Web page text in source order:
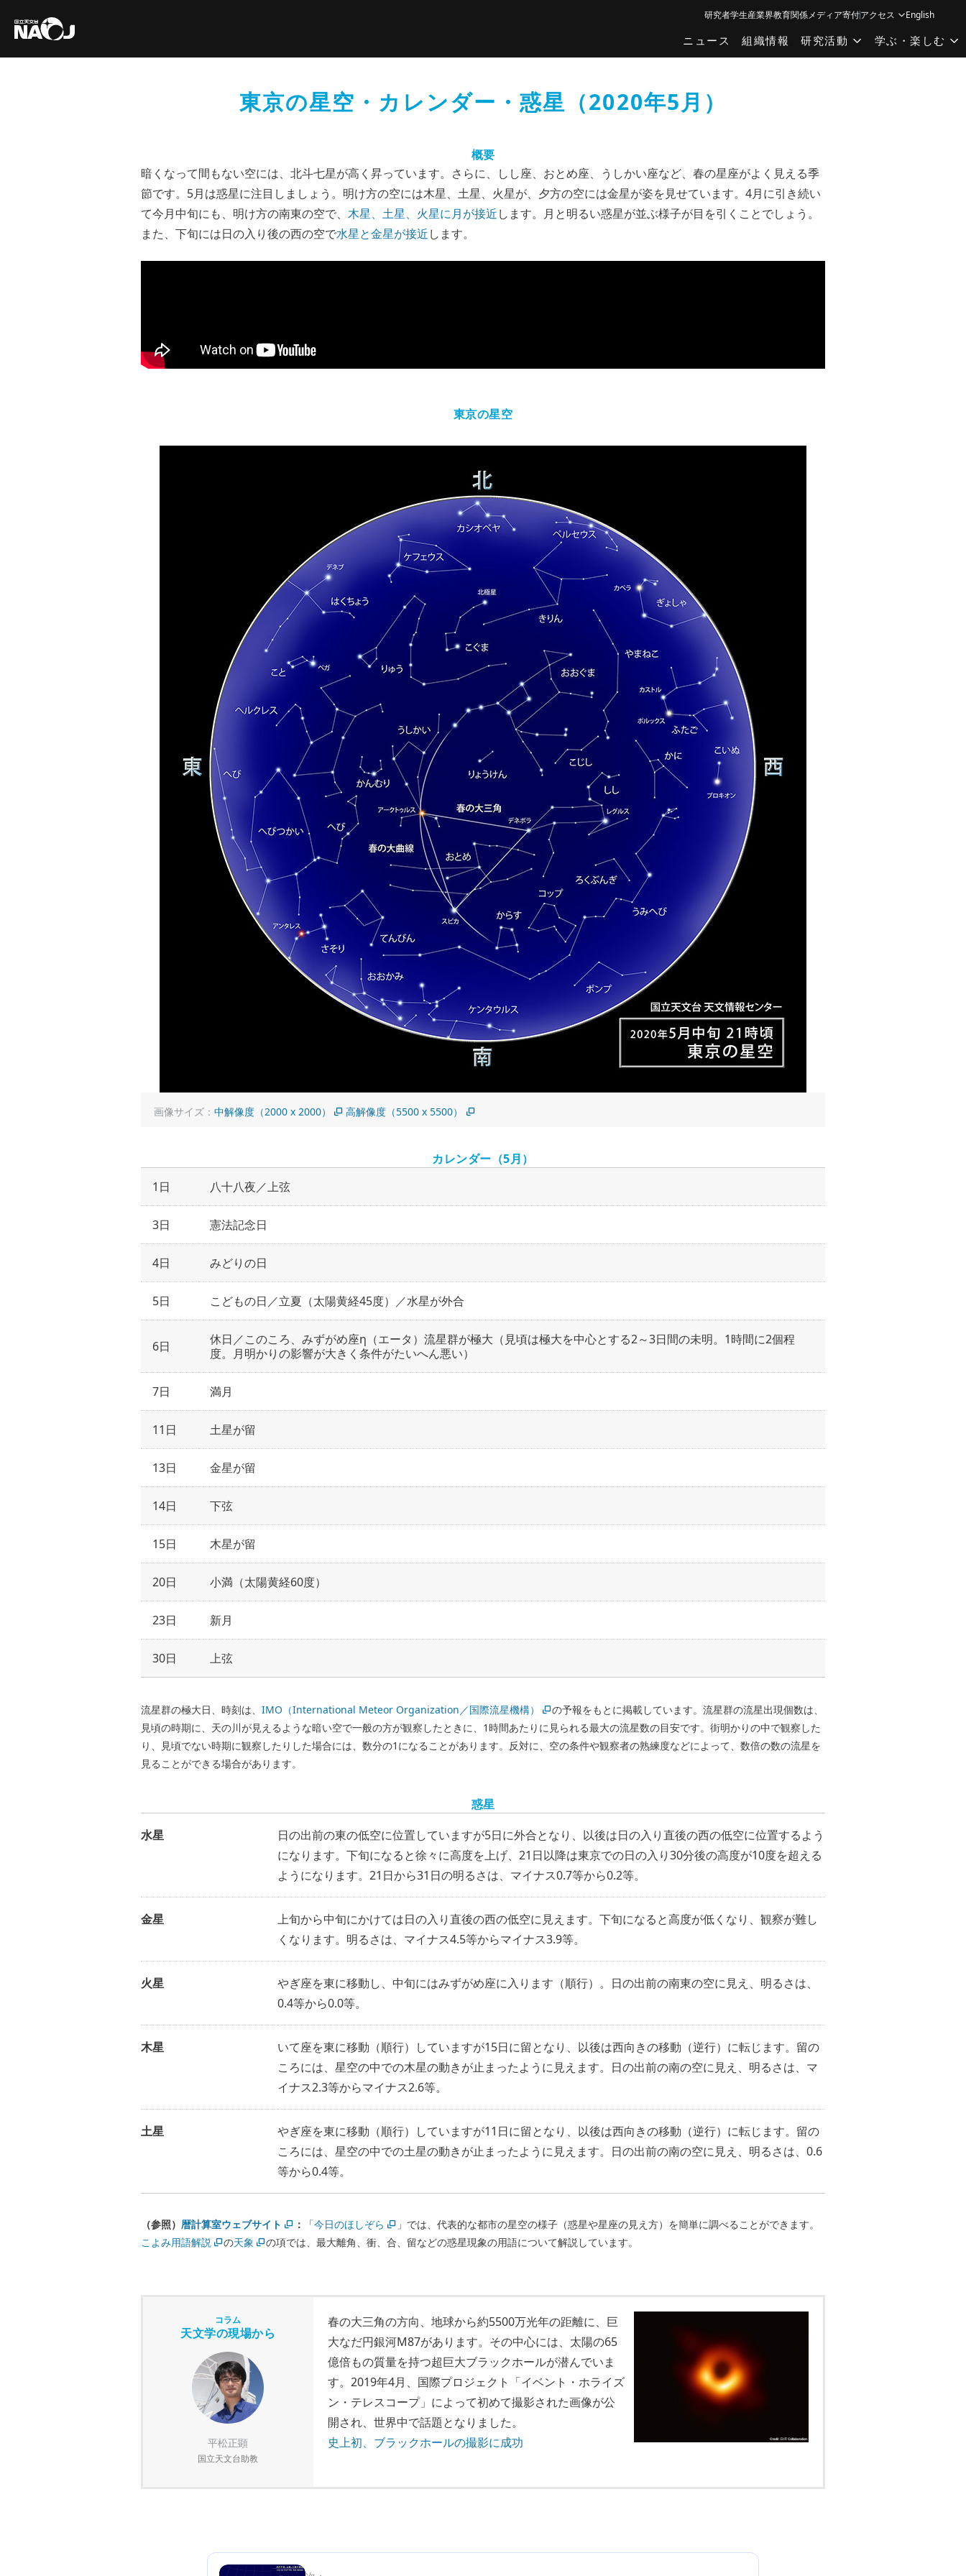
ニュース 組織情報 研究活動 学ぶ・楽しむ
研究者学生産業界教育関係メディア寄付アクセス English
東京の星空・カレンダー・惑星（2020年5月）
概要
暗くなって間もない空には、北斗七星が高く昇っています。さらに、しし座、おとめ座、うしかい座など、春の星座がよく見える季
節です。5月は惑星に注目しましょう。明け方の空には木星、土星、火星が、夕方の空には金星が姿を見せています。4月に引き続い
て今月中旬にも、明け方の南東の空で、 木星、土星、火星に月が接近します。月と明るい惑星が並ぶ様子が目を引くことでしょう。
また、下旬には日の入り後の西の空で水星と金星が接近します。
東京の星空
画像サイズ： 中解像度（2000 x 2000） 高解像度（5500 x 5500）
カレンダー（5月）
1日
八十八夜／上弦
3日 憲法記念日
4日 みどりの日
5日 こどもの日／立夏（太陽黄経45度）／水星が外合
6日
休日／このころ、みずがめ座η（エータ）流星群が極大（見頃は極大を中心とする2～3日間の未明。1時間に2個程
度。月明かりの影響が大きく条件がたいへん悪い）
7日 満月
11日 土星が留
13日 金星が留
14日 下弦
15日 木星が留
20日 小満（太陽黄経60度）
23日 新月
30日 上弦
流星群の極大日、時刻は、 IMO（International Meteor Organization／国際流星機構）
の予報をもとに掲載しています。流星群の流星出現個数は、
見頃の時期に、天の川が見えるような暗い空で一般の方が観察したときに、1時間あたりに見られる最大の流星数の目安です。街明かりの中で観察した
り、見頃でない時期に観察したりした場合には、数分の1になることがあります。反対に、空の条件や観察者の熟練度などによって、数倍の数の流星を
見ることができる場合があります。
惑星
水星
日の出前の東の低空に位置していますが5日に外合となり、以後は日の入り直後の西の低空に位置するよう
になります。下旬になると徐々に高度を上げ、21日以降は東京での日の入り30分後の高度が10度を超える
ようになります。21日から31日の明るさは、マイナス0.7等から0.2等。
金星
上旬から中旬にかけては日の入り直後の西の低空に見えます。下旬になると高度が低くなり、観察が難し
くなります。明るさは、マイナス4.5等からマイナス3.9等。
火星
やぎ座を東に移動し、中旬にはみずがめ座に入ります（順行）。日の出前の南東の空に見え、明るさは、
0.4等から0.0等。
木星
いて座を東に移動（順行）していますが15日に留となり、以後は西向きの移動（逆行）に転じます。留の
ころには、星空の中での木星の動きが止まったように見えます。日の出前の南の空に見え、明るさは、マ
イナス2.3等からマイナス2.6等。
土星
やぎ座を東に移動（順行）していますが11日に留となり、以後は西向きの移動（逆行）に転じます。留の
ころには、星空の中での土星の動きが止まったように見えます。日の出前の南の空に見え、明るさは、0.6
等から0.4等。
（参照） 暦計算室ウェブサイト ： 「今日のほしぞら
」では、代表的な都市の星空の様子（惑星や星座の見え方）を簡単に調べることができます。
こよみ用語解説
の天象 の項では、最大離角、衝、合、留などの惑星現象の用語について解説しています。
コラム
天文学の現場から
平松正顕
国立天文台助教
春の大三角の方向、地球から約5500万光年の距離に、巨
大なだ円銀河M87があります。その中心には、太陽の65
億倍もの質量を持つ超巨大ブラックホールが潜んでいま
す。2019年4月、国際プロジェクト「イベント・ホライズ
ン・テレスコープ」によって初めて撮影された画像が公
開され、世界中で話題となりました。
史上初、ブラックホールの撮影に成功